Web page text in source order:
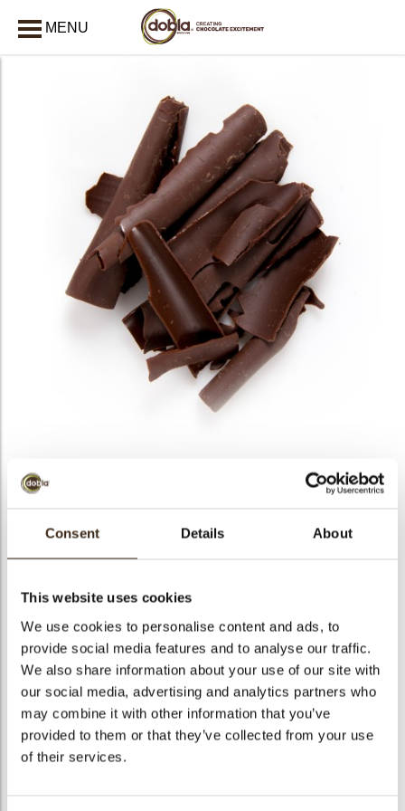
Consent Details About
This website uses cookies
We use cookies to personalise content and ads, to
provide social media features and to analyse our traffic.
We also share information about your use of our site with
our social media, advertising and analytics partners who
may combine it with other information that you’ve
provided to them or that they’ve collected from your use
of their services.
MENU
Shavings curled dark
2,5 kg
Netto gewicht
Bruto gewicht
2.920 kg
Aantal stuks
1
Vorm
Overig
Beschikbaarheid
Het hele jaar verkrijgbaar
Kleur
Pure chocolade